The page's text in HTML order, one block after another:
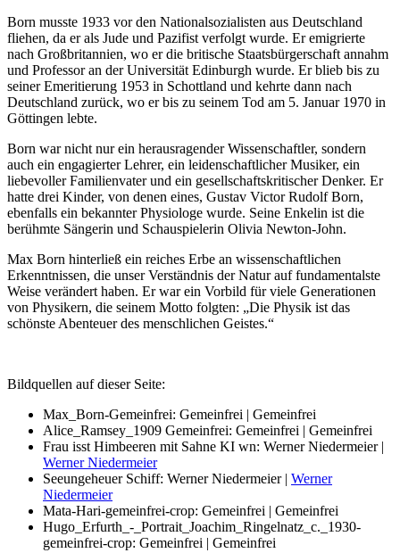
Born musste 1933 vor den Nationalsozialisten aus Deutschland
fliehen, da er als Jude und Pazifist verfolgt wurde. Er emigrierte
nach Großbritannien, wo er die britische Staatsbürgerschaft annahm
und Professor an der Universität Edinburgh wurde. Er blieb bis zu
seiner Emeritierung 1953 in Schottland und kehrte dann nach
Deutschland zurück, wo er bis zu seinem Tod am 5. Januar 1970 in
Göttingen lebte.
Born war nicht nur ein herausragender Wissenschaftler, sondern
auch ein engagierter Lehrer, ein leidenschaftlicher Musiker, ein
liebevoller Familienvater und ein gesellschaftskritischer Denker. Er
hatte drei Kinder, von denen eines, Gustav Victor Rudolf Born,
ebenfalls ein bekannter Physiologe wurde. Seine Enkelin ist die
berühmte Sängerin und Schauspielerin Olivia Newton-John.
Max Born hinterließ ein reiches Erbe an wissenschaftlichen
Erkenntnissen, die unser Verständnis der Natur auf fundamentalste
Weise verändert haben. Er war ein Vorbild für viele Generationen
von Physikern, die seinem Motto folgten: „Die Physik ist das
schönste Abenteuer des menschlichen Geistes.“
Bildquellen auf dieser Seite:
Max_Born-Gemeinfrei: Gemeinfrei | Gemeinfrei
Alice_Ramsey_1909 Gemeinfrei: Gemeinfrei | Gemeinfrei
Frau isst Himbeeren mit Sahne KI wn: Werner Niedermeier |
Werner Niedermeier
Seeungeheuer Schiff: Werner Niedermeier | Werner
Niedermeier
Mata-Hari-gemeinfrei-crop: Gemeinfrei | Gemeinfrei
Hugo_Erfurth_-_Portrait_Joachim_Ringelnatz_c._1930-
gemeinfrei-crop: Gemeinfrei | Gemeinfrei